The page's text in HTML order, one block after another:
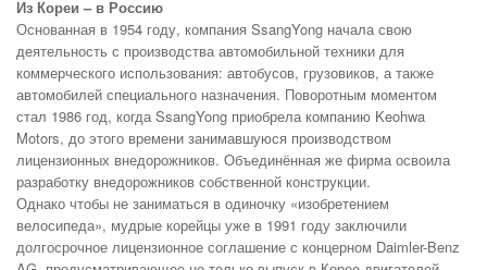
Из Кореи – в Россию
Основанная в 1954 году, компания SsangYong начала свою
деятельность с производства автомобильной техники для
коммерческого использования: автобусов, грузовиков, а также
автомобилей специального назначения. Поворотным моментом
стал 1986 год, когда SsangYong приобрела компанию Keohwa
Motors, до этого времени занимавшуюся производством
лицензионных внедорожников. Объединённая же фирма освоила
разработку внедорожников собственной конструкции.
Однако чтобы не заниматься в одиночку «изобретением
велосипеда», мудрые корейцы уже в 1991 году заключили
долгосрочное лицензионное соглашение с концерном Daimler-Benz